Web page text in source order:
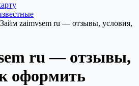
Займ zaimvsem ru — отзывы, условия,
ru — отзывы,
оформить